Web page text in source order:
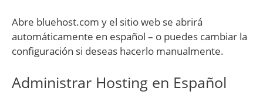
Abre bluehost.com y el sitio web se abrirá
automáticamente en español – o puedes cambiar la
configuración si deseas hacerlo manualmente.
Administrar Hosting en Español